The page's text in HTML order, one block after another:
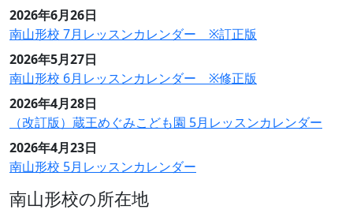
2026年6月26日
南山形校 7月レッスンカレンダー ※訂正版
2026年5月27日
南山形校 6月レッスンカレンダー ※修正版
2026年4月28日
（改訂版）蔵王めぐみこども園 5月レッスンカレンダー
2026年4月23日
南山形校 5月レッスンカレンダー
南山形校の所在地